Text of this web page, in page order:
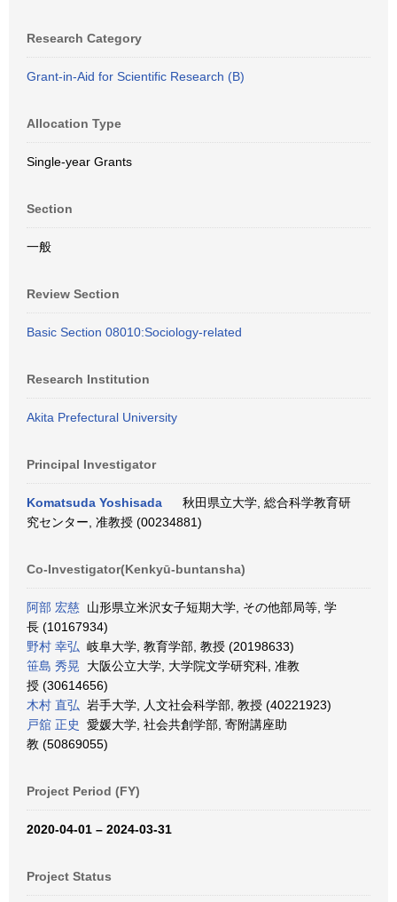
Research Category
Grant-in-Aid for Scientific Research (B)
Allocation Type
Single-year Grants
Section
一般
Review Section
Basic Section 08010:Sociology-related
Research Institution
Akita Prefectural University
Principal Investigator
Komatsuda Yoshisada
秋田県立大学, 総合科学教育研
究センター, 准教授 (00234881)
Co-Investigator(Kenkyū-buntansha)
阿部 宏慈 山形県立米沢女子短期大学, その他部局等, 学
長 (10167934)
野村 幸弘 岐阜大学, 教育学部, 教授 (20198633)
笹島 秀晃 大阪公立大学, 大学院文学研究科, 准教
授 (30614656)
木村 直弘 岩手大学, 人文社会科学部, 教授 (40221923)
戸舘 正史
愛媛大学, 社会共創学部, 寄附講座助
教 (50869055)
Project Period (FY)
2020-04-01 – 2024-03-31
Project Status